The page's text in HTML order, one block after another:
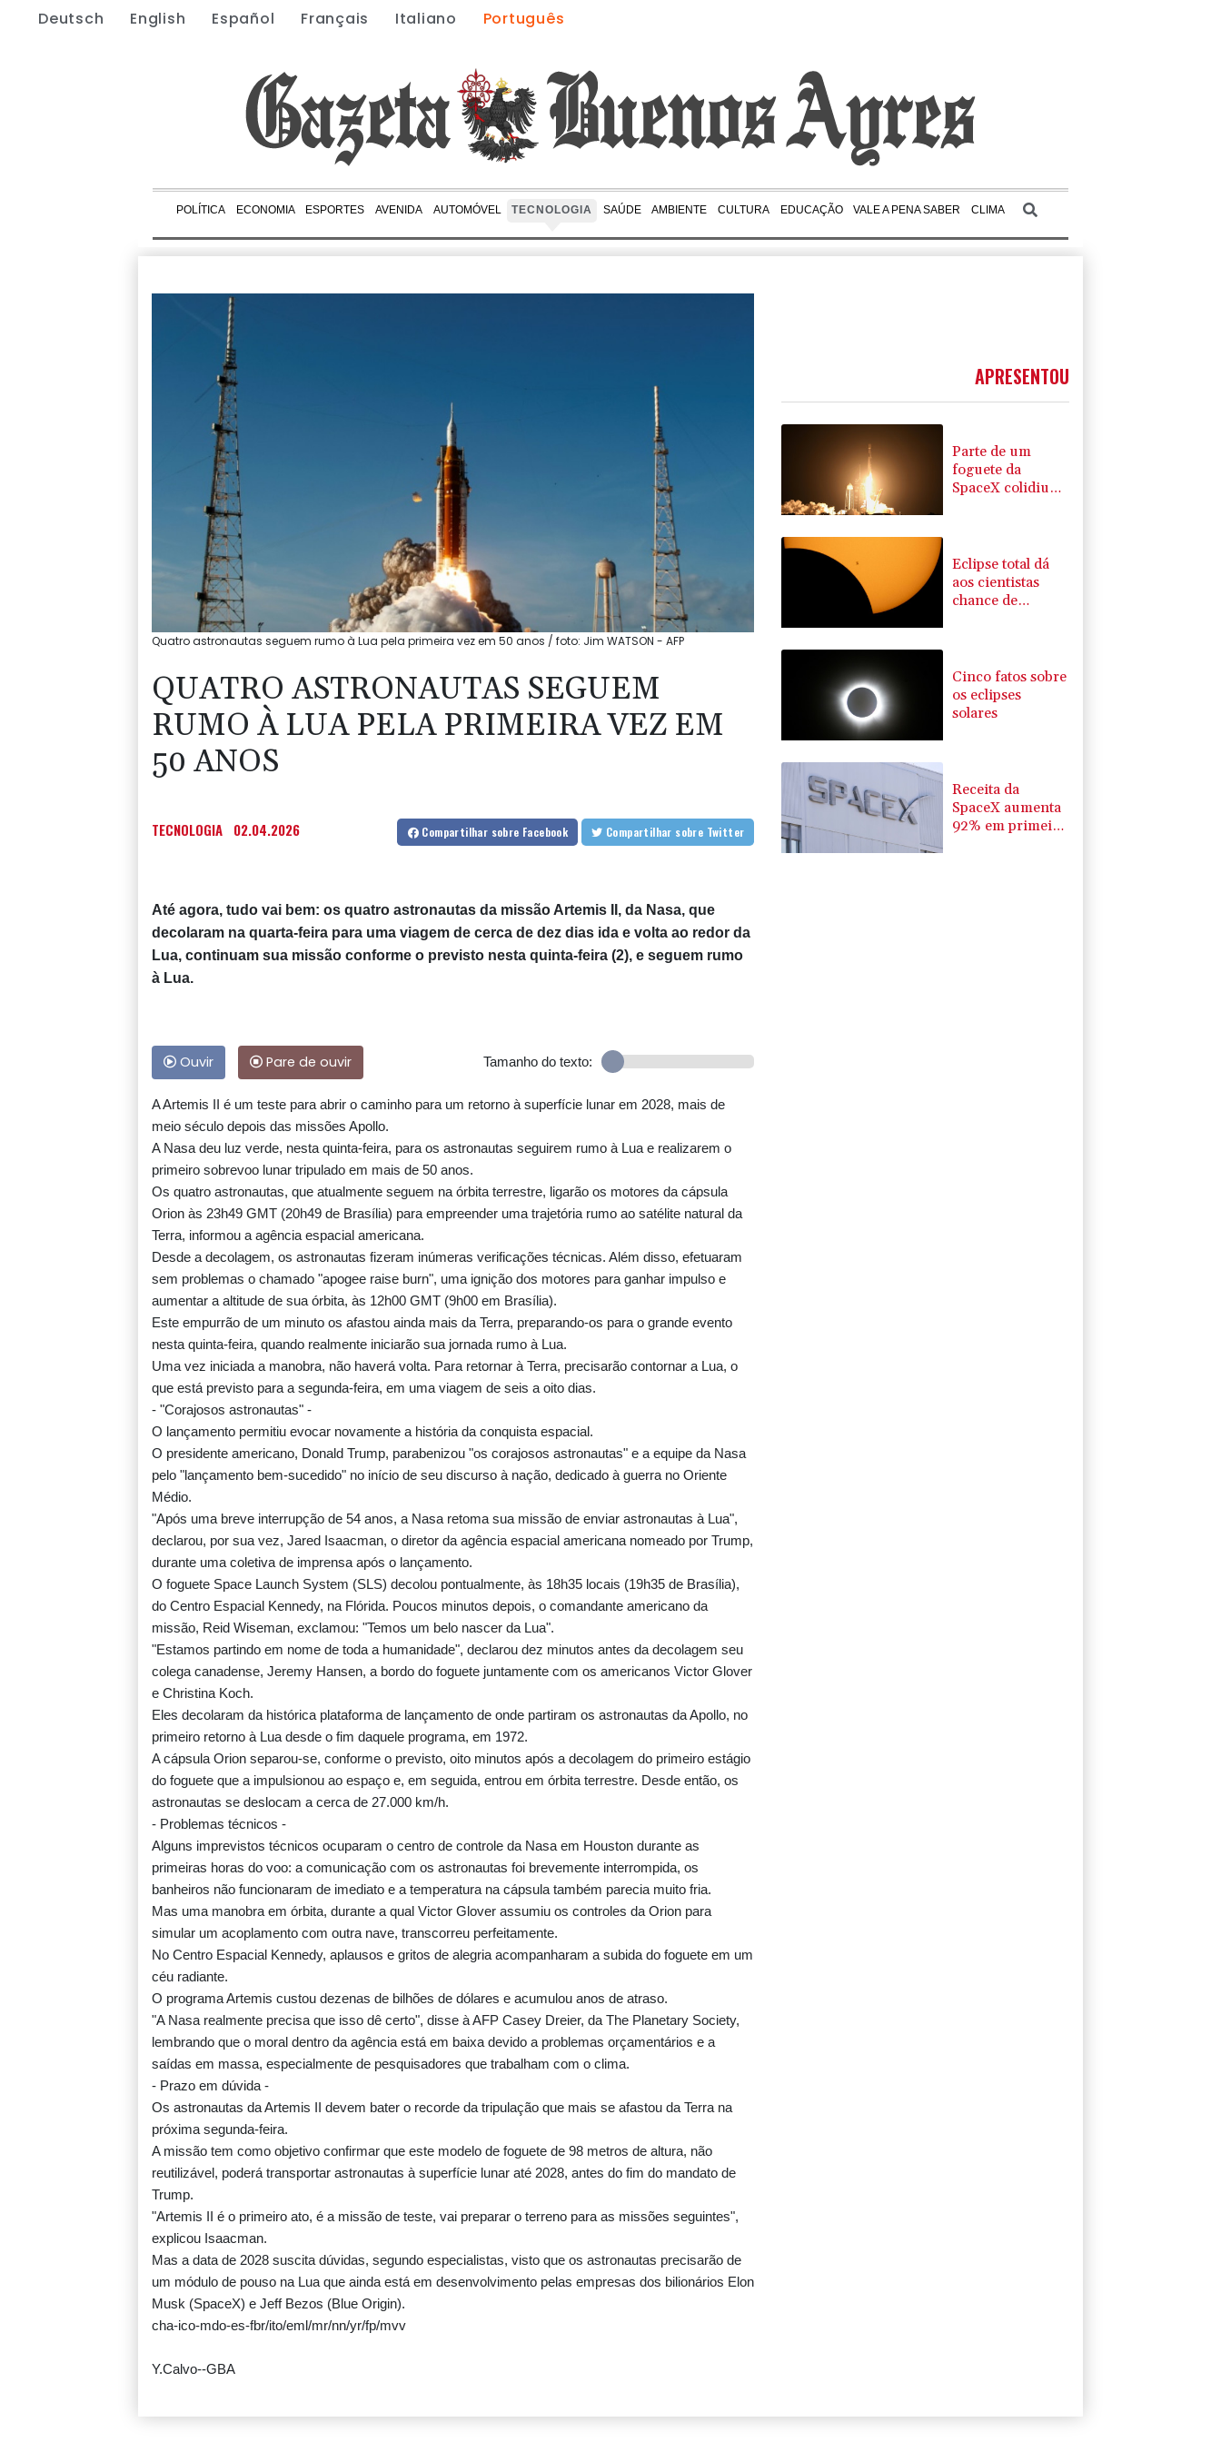
Deutsch English Español Français Italiano Português
POLÍTICA ECONOMIA ESPORTES AVENIDA AUTOMÓVEL TECNOLOGIA SAÚDE AMBIENTE CULTURA EDUCAÇÃO VALE A PENA SABER CLIMA
Quatro astronautas seguem rumo à Lua pela primeira vez em 50 anos / foto: Jim WATSON - AFP
QUATRO ASTRONAUTAS SEGUEM
RUMO À LUA PELA PRIMEIRA VEZ EM
50 ANOS
TECNOLOGIA 02.04.2026 Compartilhar sobre Facebook Compartilhar sobre Twitter
Até agora, tudo vai bem: os quatro astronautas da missão Artemis II, da Nasa, que
decolaram na quarta-feira para uma viagem de cerca de dez dias ida e volta ao redor da
Lua, continuam sua missão conforme o previsto nesta quinta-feira (2), e seguem rumo
à Lua.
Ouvir Pare de ouvir Tamanho do texto:
A Artemis II é um teste para abrir o caminho para um retorno à superfície lunar em 2028, mais de
meio século depois das missões Apollo.
A Nasa deu luz verde, nesta quinta-feira, para os astronautas seguirem rumo à Lua e realizarem o
primeiro sobrevoo lunar tripulado em mais de 50 anos.
Os quatro astronautas, que atualmente seguem na órbita terrestre, ligarão os motores da cápsula
Orion às 23h49 GMT (20h49 de Brasília) para empreender uma trajetória rumo ao satélite natural da
Terra, informou a agência espacial americana.
Desde a decolagem, os astronautas fizeram inúmeras verificações técnicas. Além disso, efetuaram
sem problemas o chamado "apogee raise burn", uma ignição dos motores para ganhar impulso e
aumentar a altitude de sua órbita, às 12h00 GMT (9h00 em Brasília).
Este empurrão de um minuto os afastou ainda mais da Terra, preparando-os para o grande evento
nesta quinta-feira, quando realmente iniciarão sua jornada rumo à Lua.
Uma vez iniciada a manobra, não haverá volta. Para retornar à Terra, precisarão contornar a Lua, o
que está previsto para a segunda-feira, em uma viagem de seis a oito dias.
- "Corajosos astronautas" -
O lançamento permitiu evocar novamente a história da conquista espacial.
O presidente americano, Donald Trump, parabenizou "os corajosos astronautas" e a equipe da Nasa
pelo "lançamento bem-sucedido" no início de seu discurso à nação, dedicado à guerra no Oriente
Médio.
"Após uma breve interrupção de 54 anos, a Nasa retoma sua missão de enviar astronautas à Lua",
declarou, por sua vez, Jared Isaacman, o diretor da agência espacial americana nomeado por Trump,
durante uma coletiva de imprensa após o lançamento.
O foguete Space Launch System (SLS) decolou pontualmente, às 18h35 locais (19h35 de Brasília),
do Centro Espacial Kennedy, na Flórida. Poucos minutos depois, o comandante americano da
missão, Reid Wiseman, exclamou: "Temos um belo nascer da Lua".
"Estamos partindo em nome de toda a humanidade", declarou dez minutos antes da decolagem seu
colega canadense, Jeremy Hansen, a bordo do foguete juntamente com os americanos Victor Glover
e Christina Koch.
Eles decolaram da histórica plataforma de lançamento de onde partiram os astronautas da Apollo, no
primeiro retorno à Lua desde o fim daquele programa, em 1972.
A cápsula Orion separou‑se, conforme o previsto, oito minutos após a decolagem do primeiro estágio
do foguete que a impulsionou ao espaço e, em seguida, entrou em órbita terrestre. Desde então, os
astronautas se deslocam a cerca de 27.000 km/h.
- Problemas técnicos -
Alguns imprevistos técnicos ocuparam o centro de controle da Nasa em Houston durante as
primeiras horas do voo: a comunicação com os astronautas foi brevemente interrompida, os
banheiros não funcionaram de imediato e a temperatura na cápsula também parecia muito fria.
Mas uma manobra em órbita, durante a qual Victor Glover assumiu os controles da Orion para
simular um acoplamento com outra nave, transcorreu perfeitamente.
No Centro Espacial Kennedy, aplausos e gritos de alegria acompanharam a subida do foguete em um
céu radiante.
O programa Artemis custou dezenas de bilhões de dólares e acumulou anos de atraso.
"A Nasa realmente precisa que isso dê certo", disse à AFP Casey Dreier, da The Planetary Society,
lembrando que o moral dentro da agência está em baixa devido a problemas orçamentários e a
saídas em massa, especialmente de pesquisadores que trabalham com o clima.
- Prazo em dúvida -
Os astronautas da Artemis II devem bater o recorde da tripulação que mais se afastou da Terra na
próxima segunda-feira.
A missão tem como objetivo confirmar que este modelo de foguete de 98 metros de altura, não
reutilizável, poderá transportar astronautas à superfície lunar até 2028, antes do fim do mandato de
Trump.
"Artemis II é o primeiro ato, é a missão de teste, vai preparar o terreno para as missões seguintes",
explicou Isaacman.
Mas a data de 2028 suscita dúvidas, segundo especialistas, visto que os astronautas precisarão de
um módulo de pouso na Lua que ainda está em desenvolvimento pelas empresas dos bilionários Elon
Musk (SpaceX) e Jeff Bezos (Blue Origin).
cha-ico-mdo-es-fbr/ito/eml/mr/nn/yr/fp/mvv
Y.Calvo--GBA
APRESENTOU
Parte de um
foguete da
SpaceX colidiu
Eclipse total dá
aos cientistas
chance de
Cinco fatos sobre
os eclipses
solares
Receita da
SpaceX aumenta
92% em primeiro